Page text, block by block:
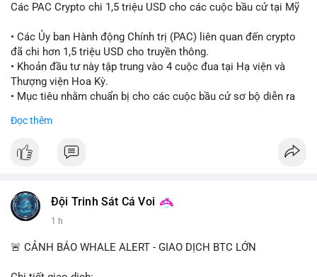
Các PAC Crypto chi 1,5 triệu USD cho các cuộc bầu cử tại Mỹ
• Các Ủy ban Hành động Chính trị (PAC) liên quan đến crypto
đã chi hơn 1,5 triệu USD cho truyền thông.
• Khoản đầu tư này tập trung vào 4 cuộc đua tại Hạ viện và
Thượng viện Hoa Kỳ.
• Mục tiêu nhằm chuẩn bị cho các cuộc bầu cử sơ bộ diễn ra
#vlikevn #titanbot
Đọc thêm
Đội Trinh Sát Cá Voi
1 h
🚨 CẢNH BÁO WHALE ALERT - GIAO DỊCH BTC LỚN